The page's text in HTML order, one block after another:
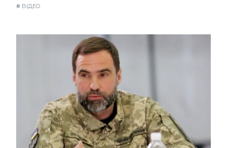
# ВІДЕО